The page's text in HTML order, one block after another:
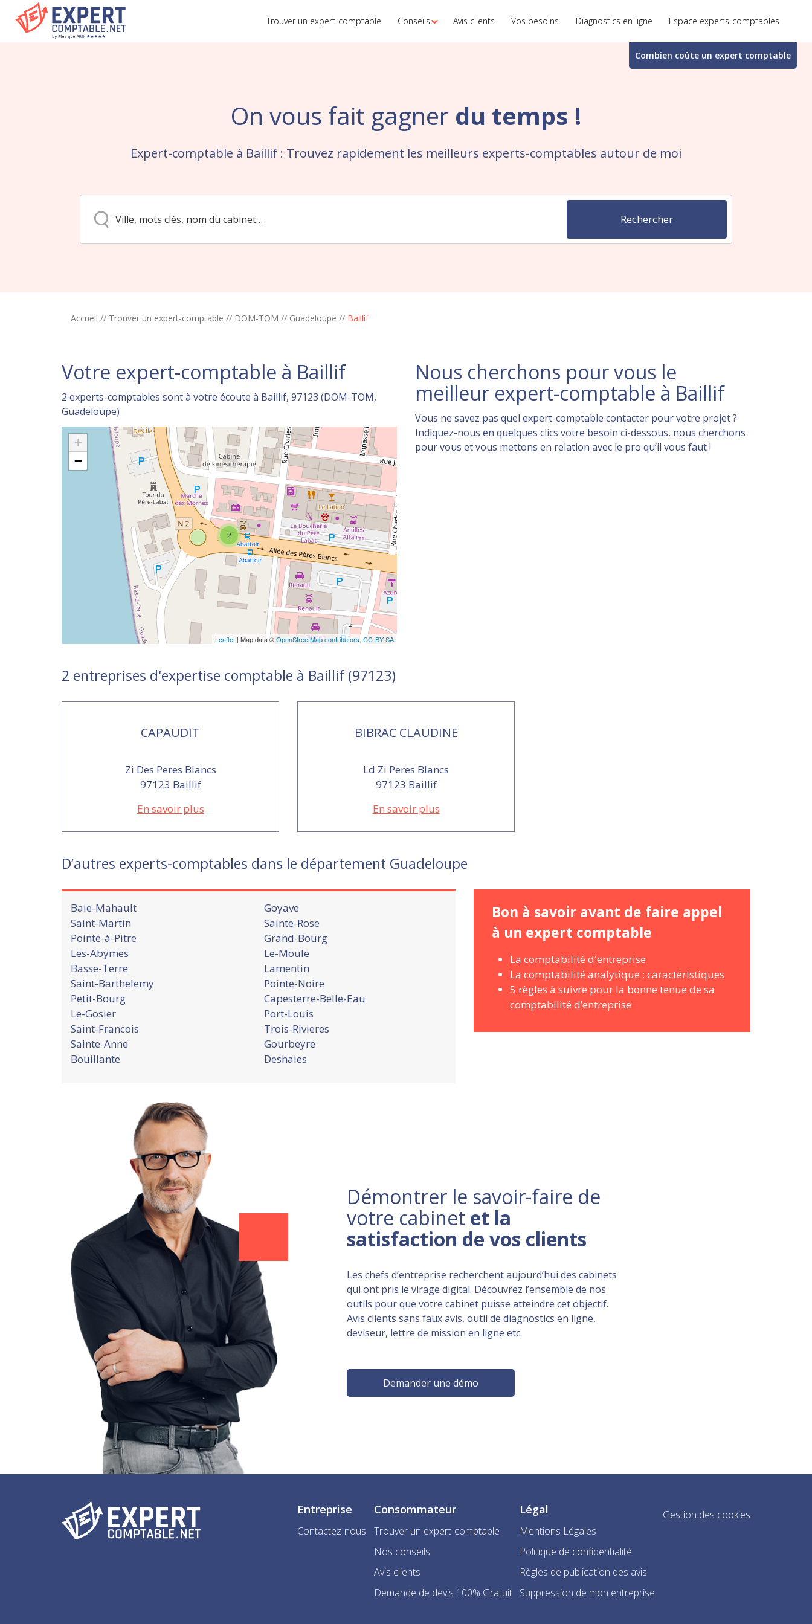
Trouver un expert-comptable Conseils Avis clients Vos besoins Diagnostics en ligne Espace experts-comptables
Combien coûte un expert comptable
On vous fait gagner du temps !
Expert-comptable à Baillif : Trouvez rapidement les meilleurs experts-comptables autour de moi
Accueil // Trouver un expert-comptable // DOM-TOM // Guadeloupe // Baillif
Votre expert-comptable à Baillif
2 experts-comptables sont à votre écoute à Baillif, 97123 (DOM-TOM,
Guadeloupe)
2
+
−
Leaflet | Map data ©OpenStreetMap contributors, CC-BY-SA
Nous cherchons pour vous le
meilleur expert-comptable à Baillif
Vous ne savez pas quel expert-comptable contacter pour votre projet ?
Indiquez-nous en quelques clics votre besoin ci-dessous, nous cherchons
pour vous et vous mettons en relation avec le pro qu’il vous faut !
2 entreprises d'expertise comptable à Baillif (97123)
CAPAUDIT
Zi Des Peres Blancs
97123 Baillif
En savoir plus
BIBRAC CLAUDINE
Ld Zi Peres Blancs
97123 Baillif
En savoir plus
D’autres experts-comptables dans le département Guadeloupe
Baie-Mahault
Saint-Martin
Pointe-à-Pitre
Les-Abymes
Basse-Terre
Saint-Barthelemy
Petit-Bourg
Le-Gosier
Saint-Francois
Sainte-Anne
Bouillante
Goyave
Sainte-Rose
Grand-Bourg
Le-Moule
Lamentin
Pointe-Noire
Capesterre-Belle-Eau
Port-Louis
Trois-Rivieres
Gourbeyre
Deshaies
Bon à savoir avant de faire appel
à un expert comptable
La comptabilité d'entreprise
La comptabilité analytique : caractéristiques
5 règles à suivre pour la bonne tenue de sa
comptabilité d’entreprise
Démontrer le savoir-faire de
votre cabinet et la
satisfaction de vos clients
Les chefs d’entreprise recherchent aujourd’hui des cabinets
qui ont pris le virage digital. Découvrez l’ensemble de nos
outils pour que votre cabinet puisse atteindre cet objectif.
Avis clients sans faux avis, outil de diagnostics en ligne,
deviseur, lettre de mission en ligne etc.
Demander une démo
Entreprise
Contactez-nous
Consommateur
Trouver un expert-comptable
Nos conseils
Avis clients
Demande de devis 100% Gratuit
Légal
Mentions Légales
Politique de confidentialité
Règles de publication des avis
Suppression de mon entreprise
Gestion des cookies